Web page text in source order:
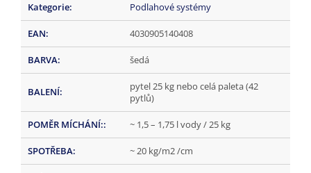
Kategorie: Podlahové systémy
EAN: 4030905140408
BARVA: šedá
BALENÍ:
pytel 25 kg nebo celá paleta (42
pytlů)
POMĚR MÍCHÁNÍ:: ~ 1,5 – 1,75 l vody / 25 kg
SPOTŘEBA: ~ 20 kg/m2 /cm